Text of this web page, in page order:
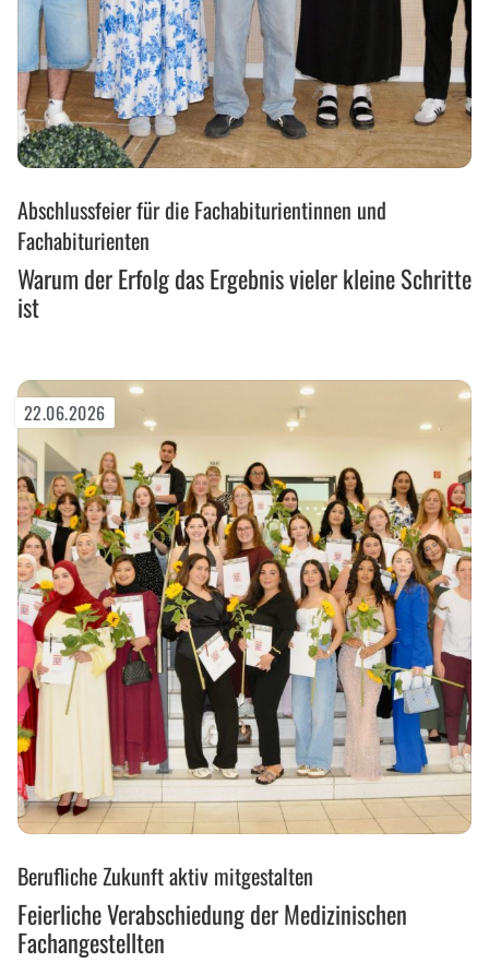
der
Erfolg
Ergebnis
vieler
ist
Abschlussfeier für die Fachabiturientinnen und
Fachabiturienten
Warum der Erfolg das Ergebnis vieler kleine Schritte
ist
Verabschiedung
der
Medizinischen
Fachangestellten
Berufliche Zukunft aktiv mitgestalten
Feierliche Verabschiedung der Medizinischen
Fachangestellten
22.06.2026